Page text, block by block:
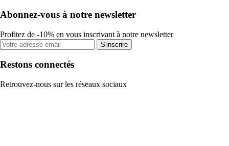
Abonnez-vous à notre newsletter
Profitez de -10% en vous inscrivant à notre newsletter
S'inscrire
Restons connectés
Retrouvez-nous sur les réseaux sociaux